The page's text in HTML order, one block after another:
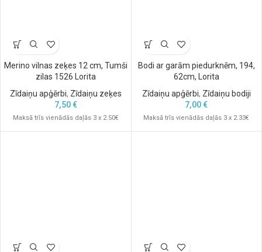
Merino vilnas zeķes 12 cm, Tumši
zilas 1526 Lorita
Zīdaiņu apģērbi, Zīdaiņu zeķes
7,50€
Maksā trīs vienādās daļās 3 x 2.50€
Bodi ar garām piedurknēm, 194,
62cm, Lorita
Zīdaiņu apģērbi, Zīdaiņu bodiji
7,00€
Maksā trīs vienādās daļās 3 x 2.33€